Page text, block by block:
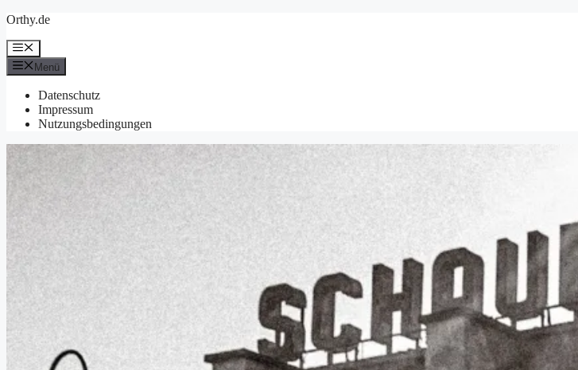
Zum
springen
Orthy.de
Menü
Menü
Datenschutz
Impressum
Nutzungsbedingungen